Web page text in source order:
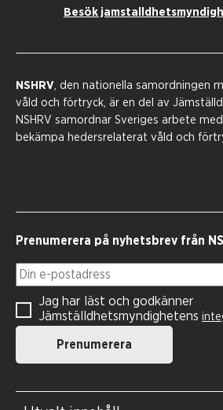
Besök
NSHRV, den nationella samordningen
våld och förtryck, är en del av
NSHRV samordnar Sveriges arbete
bekämpa hedersrelaterat våld och
Prenumerera på nyhetsbrev från
Din e-postadress
Prenumerera
Jag har läst och godkänner
Jämställdhetsmyndighetens